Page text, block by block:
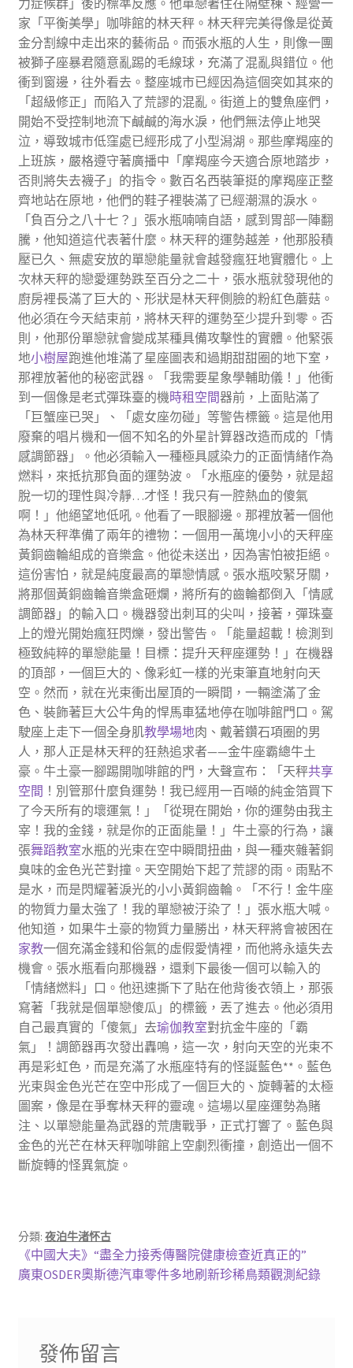
家「平衡美學」咖啡館的林天秤。林天秤完美得像是從黃
金分割線中走出來的藝術品。而張水瓶的人生，則像一團
被獅子座暴君隨意亂踢的毛線球，充滿了混亂與錯位。他
衝到窗邊，往外看去。整座城市已經因為這個突如其來的
「超級修正」而陷入了荒謬的混亂。街道上的雙魚座們，
開始不受控制地流下鹹鹹的海水淚，他們無法停止地哭
泣，導致城市低窪處已經形成了小型潟湖。那些摩羯座的
上班族，嚴格遵守著廣播中「摩羯座今天適合原地踏步，
否則將失去襪子」的指令。數百名西裝筆挺的摩羯座正整
齊地站在原地，他們的鞋子裡裝滿了已經潮濕的淚水。
「負百分之八十七？」張水瓶喃喃自語，感到胃部一陣翻
騰，他知道這代表著什麼。林天秤的運勢越差，他那股積
壓已久、無處安放的單戀能量就會越發瘋狂地實體化。上
次林天秤的戀愛運勢跌至百分之二十，張水瓶就發現他的
廚房裡長滿了巨大的、形狀是林天秤側臉的粉紅色蘑菇。
他必須在今天結束前，將林天秤的運勢至少提升到零。否
則，他那份單戀就會變成某種具備攻擊性的實體。他緊張
地小樹屋跑進他堆滿了星座圖表和過期甜甜圈的地下室，
那裡放著他的秘密武器。「我需要星象學輔助儀！」他衝
到一個像是老式彈珠臺的機時租空間器前，上面貼滿了
「巨蟹座已哭」、「處女座勿碰」等警告標籤。這是他用
廢棄的唱片機和一個不知名的外星計算器改造而成的「情
感調節器」。他必須輸入一種極具感染力的正面情緒作為
燃料，來抵抗那負面的運勢波。「水瓶座的優勢，就是超
脫一切的理性與冷靜…才怪！我只有一腔熱血的傻氣
啊！」他絕望地低吼。他看了一眼腳邊。那裡放著一個他
為林天秤準備了兩年的禮物：一個用一萬塊小小的天秤座
黃銅齒輪組成的音樂盒。他從未送出，因為害怕被拒絕。
這份害怕，就是純度最高的單戀情感。張水瓶咬緊牙關，
將那個黃銅齒輪音樂盒砸爛，將所有的齒輪都倒入「情感
調節器」的輸入口。機器發出刺耳的尖叫，接著，彈珠臺
上的燈光開始瘋狂閃爍，發出警告。「能量超載！檢測到
極致純粹的單戀能量！目標：提升天秤座運勢！」在機器
的頂部，一個巨大的、像彩虹一樣的光束筆直地射向天
空。然而，就在光束衝出屋頂的一瞬間，一輛塗滿了金
色、裝飾著巨大公牛角的悍馬車猛地停在咖啡館門口。駕
駛座上走下一個全身肌教學場地肉、戴著鑽石項圈的男
人，那人正是林天秤的狂熱追求者——金牛座霸總牛土
豪。牛土豪一腳踢開咖啡館的門，大聲宣布：「天秤共享
空間 ！別管那什麼負運勢！我已經用一百噸的純金箔買下
了今天所有的壞運氣！」「從現在開始，你的運勢由我主
宰！我的金錢，就是你的正面能量！」牛土豪的行為，讓
張舞蹈教室水瓶的光束在空中瞬間扭曲，與一種夾雜著銅
臭味的金色光芒對撞。天空開始下起了荒謬的雨。雨點不
是水，而是閃耀著淚光的小小黃銅齒輪。「不行！金牛座
的物質力量太強了！我的單戀被汙染了！」張水瓶大喊。
他知道，如果牛土豪的物質力量勝出，林天秤將會被困在
家教一個充滿金錢和俗氣的虛假愛情裡，而他將永遠失去
機會。張水瓶看向那機器，還剩下最後一個可以輸入的
「情緒燃料」口。他迅速撕下了貼在他背後衣領上，那張
寫著「我就是個單戀傻瓜」的標籤，丟了進去。他必須用
自己最真實的「傻氣」去瑜伽教室對抗金牛座的「霸
氣」！調節器再次發出轟鳴，這一次，射向天空的光束不
再是彩虹色，而是充滿了水瓶座特有的怪誕藍色**。藍色
光束與金色光芒在空中形成了一個巨大的、旋轉著的太極
圖案，像是在爭奪林天秤的靈魂。這場以星座運勢為賭
注、以單戀能量為武器的荒唐戰爭，正式打響了。藍色與
金色的光芒在林天秤咖啡館上空劇烈衝撞，創造出一個不
斷旋轉的怪異氣旋。
分類: 夜泊牛渚怀古
文
章
覽
上
一
《中國大夫》“盡全力接秀傳醫院健康檢查近真正的”
下
廣東OSDER奧斯德汽車零件多地刷新珍稀鳥類觀測紀錄
發佈留言